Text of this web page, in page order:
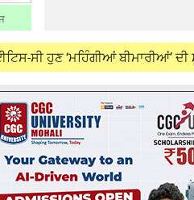
ਬੀਮਾਰੀਆਂ’ ਦੀ ਸੂਚੀ ’ਚੋਂ